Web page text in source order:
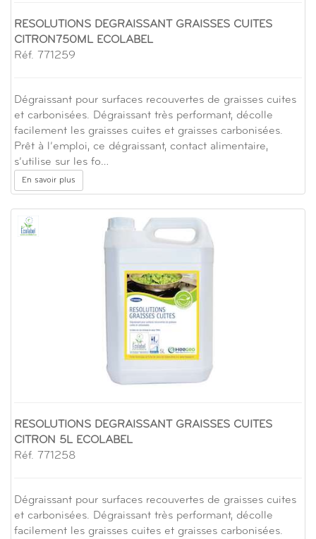
RESOLUTIONS DEGRAISSANT GRAISSES CUITES
CITRON750ML ECOLABEL
Réf. 771259
Dégraissant pour surfaces recouvertes de graisses cuites
et carbonisées. Dégraissant très performant, décolle
facilement les graisses cuites et graisses carbonisées.
Prêt à l’emploi, ce dégraissant, contact alimentaire,
s’utilise sur les fo…
En savoir plus
RESOLUTIONS DEGRAISSANT GRAISSES CUITES
CITRON 5L ECOLABEL
Réf. 771258
Dégraissant pour surfaces recouvertes de graisses cuites
et carbonisées. Dégraissant très performant, décolle
facilement les graisses cuites et graisses carbonisées.